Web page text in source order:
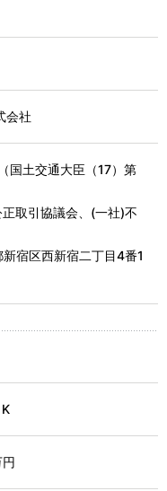
会社
国土交通大臣（17）第
取引協議会、(一社)不
宿区西新宿二丁目4番1